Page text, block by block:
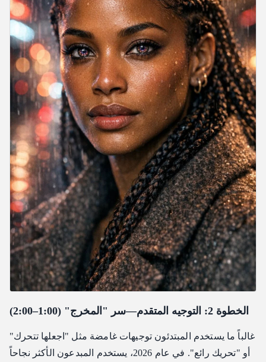
الخطوة 2: التوجيه المتقدم—سر "المخرج" (1:00–2:00)
غالباً ما يستخدم المبتدئون توجيهات غامضة مثل "اجعلها تتحرك"
أو "تحريك رائع". في عام 2026، يستخدم المبدعون الأكثر نجاحاً